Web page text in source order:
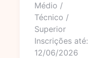
Médio /
Técnico /
Superior
Inscrições até:
12/06/2026